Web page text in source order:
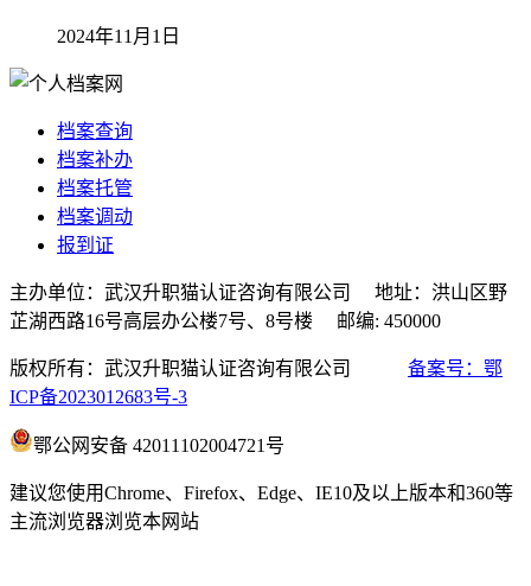
2024年11月1日
档案查询
档案补办
档案托管
档案调动
报到证
主办单位：武汉升职猫认证咨询有限公司 地址：洪山区野
芷湖西路16号高层办公楼7号、8号楼 邮编: 450000
版权所有：武汉升职猫认证咨询有限公司 备案号：鄂
ICP备2023012683号-3
鄂公网安备 42011102004721号
建议您使用Chrome、Firefox、Edge、IE10及以上版本和360等
主流浏览器浏览本网站